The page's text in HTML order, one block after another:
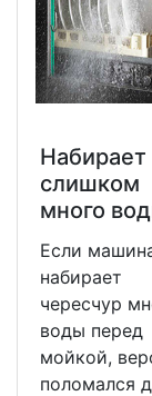
Набирает
слишком
много
Если
набирает
чересчур
воды перед
мойкой,
поломался